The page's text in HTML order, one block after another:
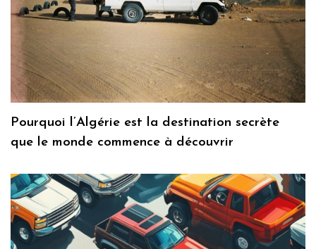
Pourquoi l’Algérie est la destination secrète
que le monde commence à découvrir